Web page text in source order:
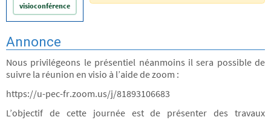
visioconférence
Annonce
Nous privilégeons le présentiel néanmoins il sera possible de
suivre la réunion en visio à l’aide de zoom :
https://u-pec-fr.zoom.us/j/81893106683
L’objectif de cette journée est de présenter des travaux